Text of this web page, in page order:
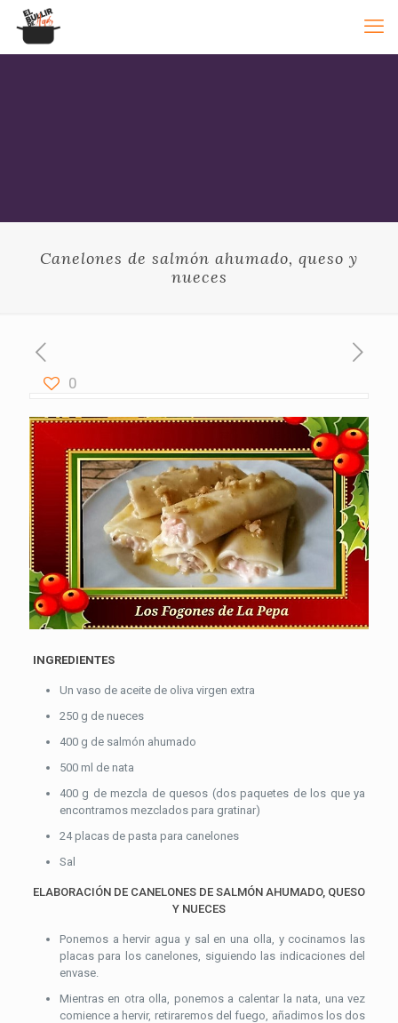
Canelones de salmón ahumado, queso y
nueces
0
INGREDIENTES
Un vaso de aceite de oliva virgen extra
250 g de nueces
400 g de salmón ahumado
500 ml de nata
400 g de mezcla de quesos (dos paquetes de los que ya
encontramos mezclados para gratinar)
24 placas de pasta para canelones
Sal
ELABORACIÓN DE CANELONES DE SALMÓN AHUMADO, QUESO
Y NUECES
Ponemos a hervir agua y sal en una olla, y cocinamos las
placas para los canelones, siguiendo las indicaciones del
envase.
Mientras en otra olla, ponemos a calentar la nata, una vez
comience a hervir, retiraremos del fuego, añadimos los dos